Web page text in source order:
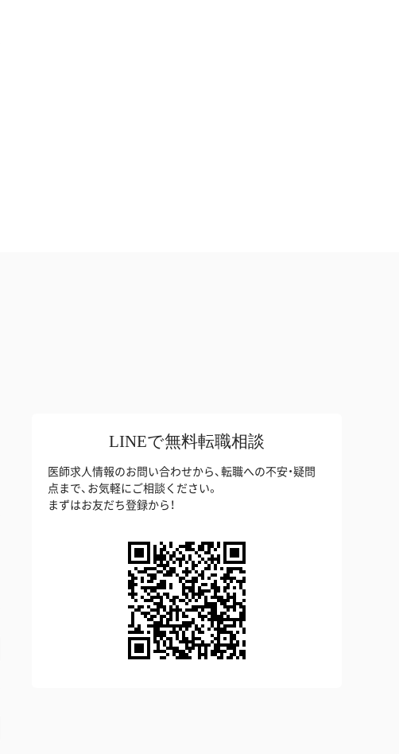
LINEで無料転職相談
医師求人情報のお問い合わせから、転職への不安・疑問
点まで、お気軽にご相談ください。
まずはお友だち登録から！